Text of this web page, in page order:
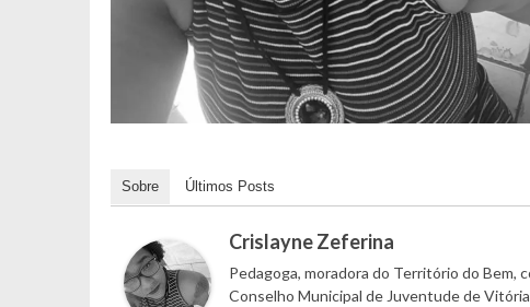
Sobre Últimos Posts
Crislayne Zeferina
Pedagoga, moradora do Território do Bem,
Conselho Municipal de Juventude de